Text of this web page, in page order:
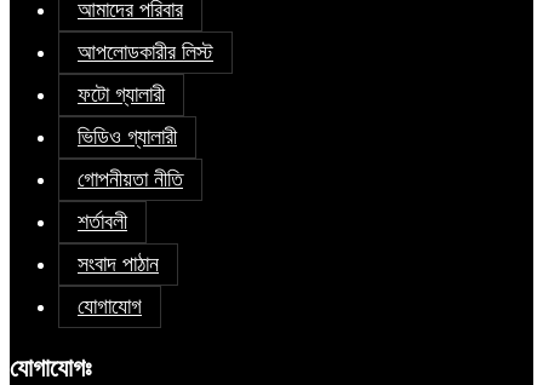
আমাদের পরিবার
আপলোডকারীর লিস্ট
ফটো গ্যালারী
ভিডিও গ্যালারী
গোপনীয়তা নীতি
শর্তাবলী
সংবাদ পাঠান
যোগাযোগ
যোগাযোগঃ